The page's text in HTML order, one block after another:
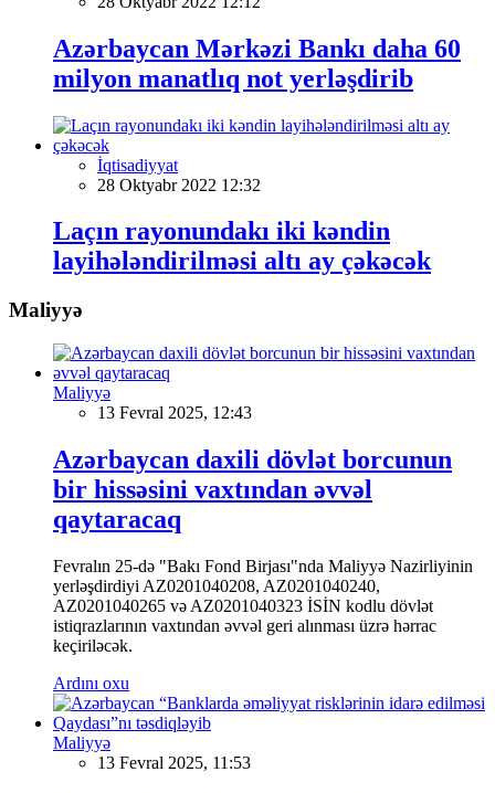
Azərbaycan Mərkəzi Bankı daha 60
milyon manatlıq not yerləşdirib
İqtisadiyyat
28 Oktyabr 2022 12:32
Laçın rayonundakı iki kəndin
layihələndirilməsi altı ay çəkəcək
Maliyyə
Maliyyə
13 Fevral 2025, 12:43
Azərbaycan daxili dövlət borcunun
bir hissəsini vaxtından əvvəl
qaytaracaq
Fevralın 25-də "Bakı Fond Birjası"nda Maliyyə Nazirliyinin
yerləşdirdiyi AZ0201040208, AZ0201040240,
AZ0201040265 və AZ0201040323 İSİN kodlu dövlət
istiqrazlarının vaxtından əvvəl geri alınması üzrə hərrac
keçiriləcək.
Ardını oxu
Maliyyə
13 Fevral 2025, 11:53